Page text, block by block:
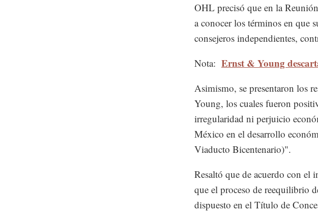
OHL precisó que en la
a conocer los términos en que
consejeros independientes,
Nota: Ernst & Young
Asimismo, se presentaron los
Young, los cuales fueron
irregularidad ni perjuicio
México en el desarrollo
Viaducto Bicentenario)".
Resaltó que de acuerdo con el
que el proceso de reequilibrio
dispuesto en el Título de